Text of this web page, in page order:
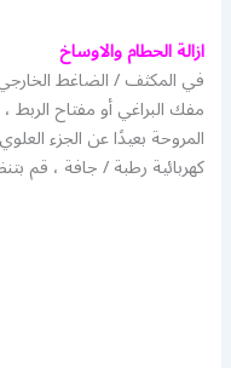
ازالة الحطام والاوساخ
في المكثف / الضاغط
مفك البراغي أو مفتاح الربط
المروحة بعيدًا عن الجزء
كهربائية رطبة / جافة ، قم